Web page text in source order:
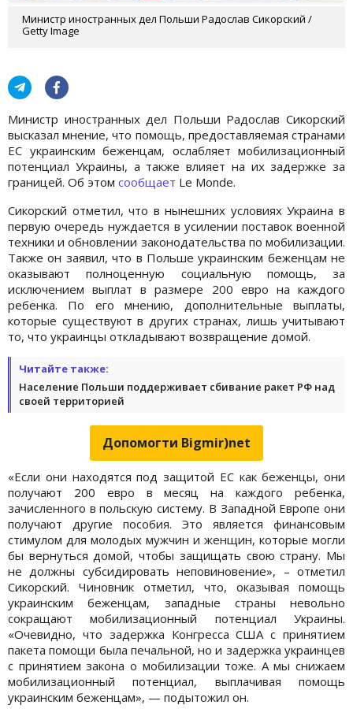
Министр иностранных дел Польши Радослав Сикорский /
Getty Image
Министр иностранных дел Польши Радослав Сикорский
высказал мнение, что помощь, предоставляемая странами
ЕС украинским беженцам, ослабляет мобилизационный
потенциал Украины, а также влияет на их задержке за
границей. Об этом сообщает Le Monde.
Сикорский отметил, что в нынешних условиях Украина в
первую очередь нуждается в усилении поставок военной
техники и обновлении законодательства по мобилизации.
Также он заявил, что в Польше украинским беженцам не
оказывают полноценную социальную помощь, за
исключением выплат в размере 200 евро на каждого
ребенка. По его мнению, дополнительные выплаты,
которые существуют в других странах, лишь учитывают
то, что украинцы откладывают возвращение домой.
Читайте также:
Население Польши поддерживает сбивание ракет РФ над
своей территорией
Допомогти Bigmir)net
«Если они находятся под защитой ЕС как беженцы, они
получают 200 евро в месяц на каждого ребенка,
зачисленного в польскую систему. В Западной Европе они
получают другие пособия. Это является финансовым
стимулом для молодых мужчин и женщин, которые могли
бы вернуться домой, чтобы защищать свою страну. Мы
не должны субсидировать неповиновение», – отметил
Сикорский. Чиновник отметил, что, оказывая помощь
украинским беженцам, западные страны невольно
сокращают мобилизационный потенциал Украины.
«Очевидно, что задержка Конгресса США с принятием
пакета помощи была печальной, но и задержка украинцев
с принятием закона о мобилизации тоже. А мы снижаем
мобилизационный потенциал, выплачивая помощь
украинским беженцам», — подытожил он.